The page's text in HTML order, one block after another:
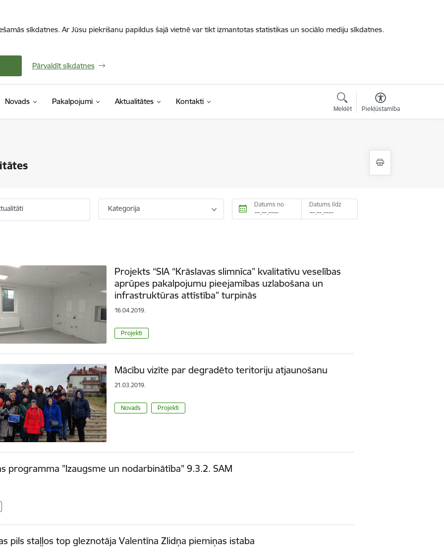
sīkdatnes. Ar Jūsu piekrišanu papildus šajā vietnē var tikt izmantotas statistikas un sociālo mediju sīkdatnes.
Pārvaldīt sīkdatnes
Novads Pakalpojumi Aktualitātes Kontakti
Meklēt Piekļūstamība
Kategorija Datums no Datums līdz
Projekts “SIA “Krāslavas slimnīca” kvalitatīvu veselības
aprūpes pakalpojumu pieejamības uzlabošana un
infrastruktūras attīstība” turpinās
16.04.2019.
Projekti
Mācību vizīte par degradēto teritoriju atjaunošanu
21.03.2019.
Novads Projekti
programma "Izaugsme un nodarbinātība" 9.3.2. SAM
pils staļļos top gleznotāja Valentīna Zlidņa piemiņas istaba